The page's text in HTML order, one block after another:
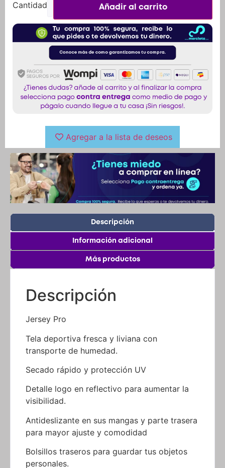
Añadir al carrito
Agregar a la lista de deseos
Descripción
Información adicional
Más productos
Descripción
Jersey Pro
Tela deportiva fresca y liviana con
transporte de humedad.
Secado rápido y protección UV
Detalle logo en reflectivo para aumentar la
visibilidad.
Antideslizante en sus mangas y parte trasera
para mayor ajuste y comodidad
Bolsillos traseros para guardar tus objetos
personales.